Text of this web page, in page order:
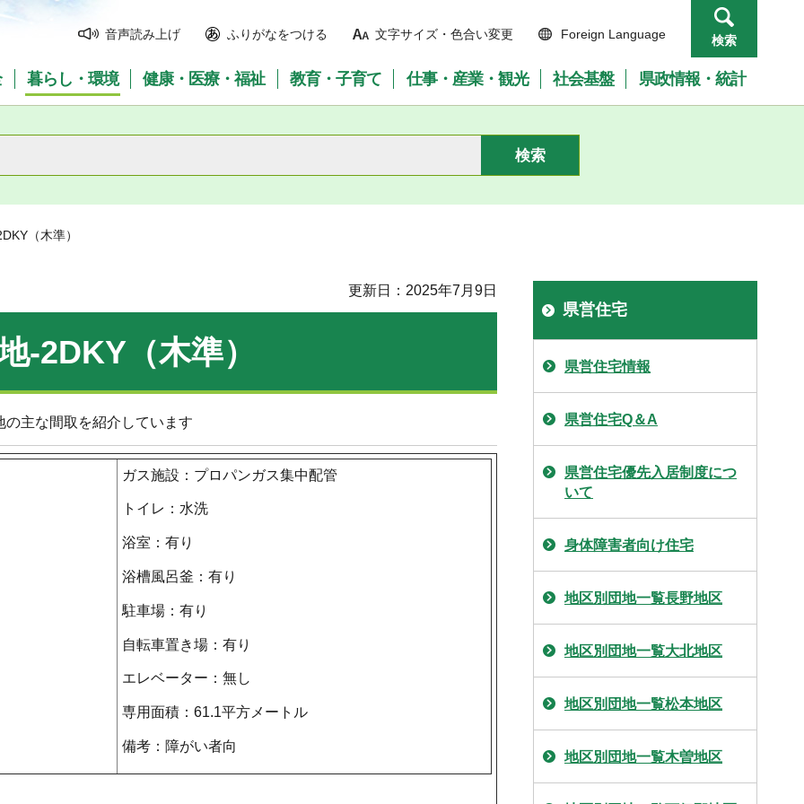
音声読み上げ ふりがなをつける 文字サイズ・色合い変更 Foreign Language 検索
暮らし・環境 健康・医療・福祉 教育・子育て 仕事・産業・観光 社会基盤 県政情報・統計
（木準）
更新日：2025年7月9日
-2DKY（木準）
の主な間取を紹介しています
ガス施設：プロパンガス集中配管
トイレ：水洗
浴室：有り
浴槽風呂釜：有り
駐車場：有り
自転車置き場：有り
エレベーター：無し
専用面積：61.1平方メートル
備考：障がい者向
県営住宅
県営住宅情報
県営住宅Q＆A
県営住宅優先入居制度につ
いて
身体障害者向け住宅
地区別団地一覧長野地区
地区別団地一覧大北地区
地区別団地一覧松本地区
地区別団地一覧木曽地区